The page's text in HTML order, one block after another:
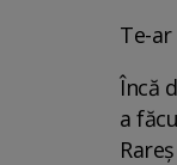
Te-
Încă
a